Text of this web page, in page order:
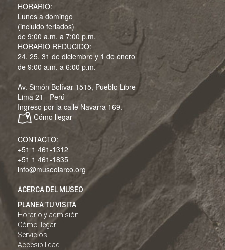
HORARIO:
Lunes a domingo
(incluido feriados)
de 9:00 a.m. a 7:00 p.m.
HORARIO REDUCIDO:
24, 25, 31 de diciembre y 1 de enero
de 9:00 a.m. a 6:00 p.m.
Av. Simón Bolívar 1515, Pueblo Libre
Lima 21 - Perú
Ingreso por la calle Navarra 169.
Cómo llegar
CONTACTO:
+51 1 461-1312
+51 1 461-1835
info@museolarco.org
ACERCA DEL MUSEO
PLANEA TU VISITA
Horario y admisión
Cómo llegar
Servicios
Accesibilidad